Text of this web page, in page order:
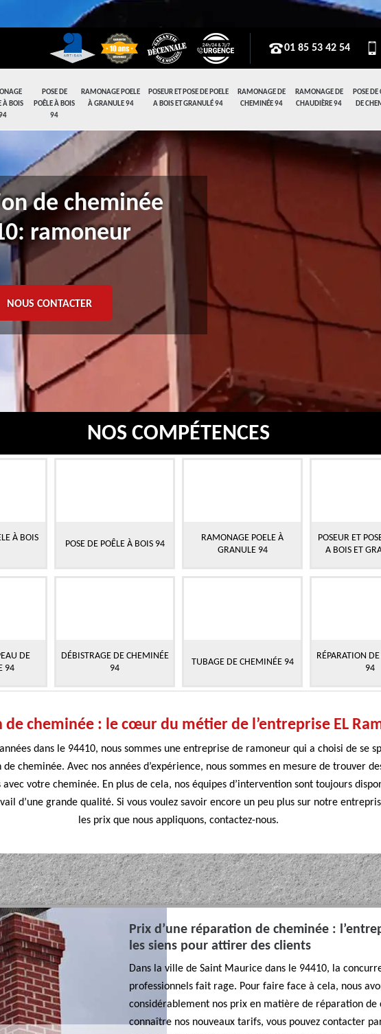
À BOIS
POSE DE
POÊLE À BOIS
94
RAMONAGE POELE
À GRANULE 94
POSEUR ET POSE DE POELE
A BOIS ET GRANULÉ 94
RAMONAGE DE
CHEMINÉE 94
RAMONAGE DE
CHAUDIÈRE 94
POSE
DE
01 85 53 42 54
de cheminée
ramoneur
NOUS CONTACTER
NOS COMPÉTENCES
À BOIS
POSE DE POÊLE À BOIS 94
RAMONAGE POELE À
GRANULE 94
POSEUR ET
A BOIS ET
DE
94
DÉBISTRAGE DE CHEMINÉE
94
TUBAGE DE CHEMINÉE 94
RÉPARATION
94
de cheminée : le cœur du métier de l’entreprise EL
dans le 94410, nous sommes une entreprise de ramoneur qui a choisi de se
cheminée. Avec nos années d’expérience, nous sommes en mesure de trouver
avec votre cheminée. En plus de cela, nos équipes d’intervention sont toujours
d’une grande qualité. Si vous voulez savoir encore un peu plus sur notre
les prix que nous appliquons, contactez-nous.
Prix d’une réparation de cheminée :
les siens pour attirer des clients
Dans la ville de Saint Maurice dans le 94410, la
professionnels fait rage. Pour faire face à cela, nous
considérablement nos prix en matière de réparation de
connaître nos nouveaux tarifs, vous pouvez contacter